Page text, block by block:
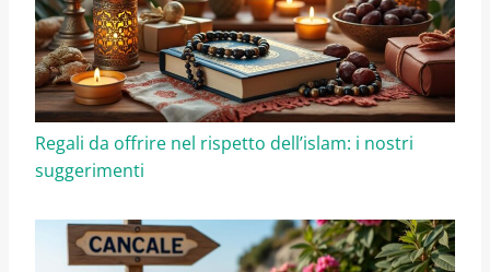
Regali da offrire nel rispetto dell’islam: i nostri
suggerimenti